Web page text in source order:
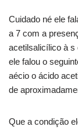
Cuidado né ele
a 7 com a
acetilsalicílico à s
ele falou o
aécio o ácido
de
Que a condição